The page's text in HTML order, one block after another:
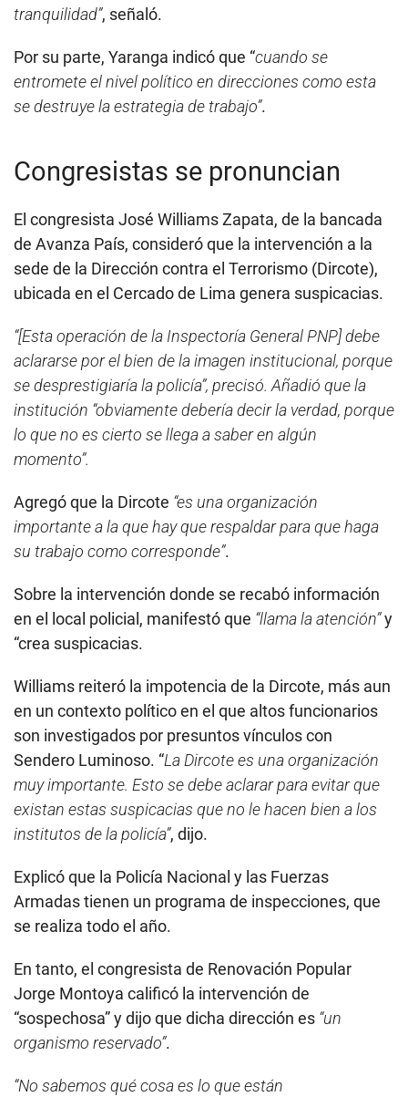
tranquilidad”, señaló.
Por su parte, Yaranga indicó que “cuando se
entromete el nivel político en direcciones como esta
se destruye la estrategia de trabajo”.
Congresistas se pronuncian
El congresista José Williams Zapata, de la bancada
de Avanza País, consideró que la intervención a la
sede de la Dirección contra el Terrorismo (Dircote),
ubicada en el Cercado de Lima genera suspicacias.
“[Esta operación de la Inspectoría General PNP] debe
aclararse por el bien de la imagen institucional, porque
se desprestigiaría la policía”, precisó. Añadió que la
institución “obviamente debería decir la verdad, porque
lo que no es cierto se llega a saber en algún
momento”.
Agregó que la Dircote “es una organización
importante a la que hay que respaldar para que haga
su trabajo como corresponde”.
Sobre la intervención donde se recabó información
en el local policial, manifestó que “llama la atención”y
“crea suspicacias.
Williams reiteró la impotencia de la Dircote, más aun
en un contexto político en el que altos funcionarios
son investigados por presuntos vínculos con
Sendero Luminoso. “La Dircote es una organización
muy importante. Esto se debe aclarar para evitar que
existan estas suspicacias que no le hacen bien a los
institutos de la policía”, dijo.
Explicó que la Policía Nacional y las Fuerzas
Armadas tienen un programa de inspecciones, que
se realiza todo el año.
En tanto, el congresista de Renovación Popular
Jorge Montoya calificó la intervención de
“sospechosa” y dijo que dicha dirección es “un
organismo reservado”.
“No sabemos qué cosa es lo que están